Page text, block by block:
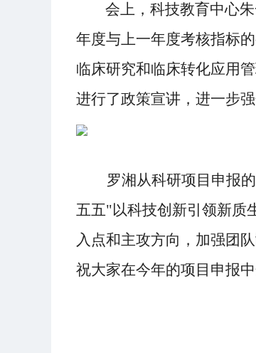
会上， 科技教育中心
年度与上一年度考核指标
临床研究和临床转化应用管
进行了政策宣讲，进一步
罗湘从科研项目申报
五五"以科技创新引领新质
入点和主攻方向，加强团
祝大家在今年的项目申报中